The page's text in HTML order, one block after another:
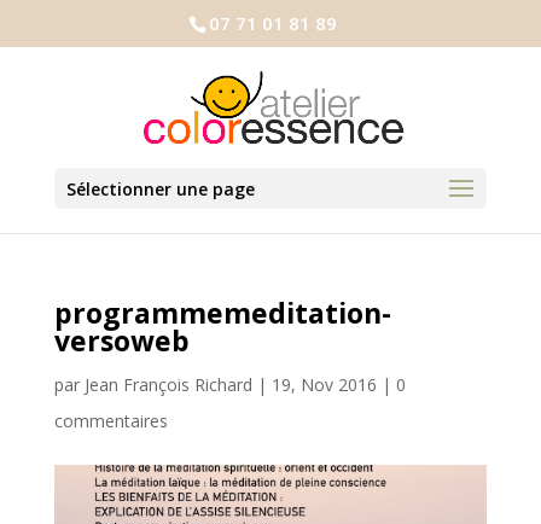
07 71 01 81 89
Sélectionner une page
programmemeditation-
versoweb
par Jean François Richard | 19, Nov 2016 | 0
commentaires